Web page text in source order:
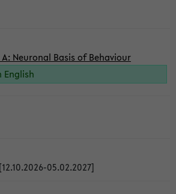
Neuronal Basis of Behaviour
05.02.2027]